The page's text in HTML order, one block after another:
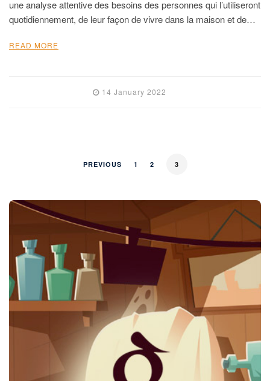
une analyse attentive des besoins des personnes qui l’utiliseront
quotidiennement, de leur façon de vivre dans la maison et de…
READ MORE
14 January 2022
PREVIOUS 1 2 3